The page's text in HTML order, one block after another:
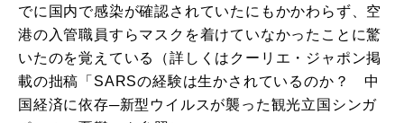
でに国内で感染が確認されていたにもかかわらず、空
港の入管職員すらマスクを着けていなかったことに驚
いたのを覚えている（詳しくはクーリエ・ジャポン掲
載の拙稿「SARSの経験は生かされているのか？ 中
国経済に依存─新型ウイルスが襲った観光立国シンガ